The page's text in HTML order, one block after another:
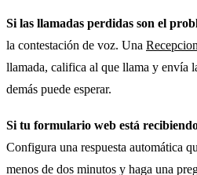
Si las llamadas perdidas son el
la contestación de voz. Una
llamada, califica al que llama y envía
demás puede esperar.
Si tu formulario web está
Configura una respuesta automática
menos de dos minutos y haga una